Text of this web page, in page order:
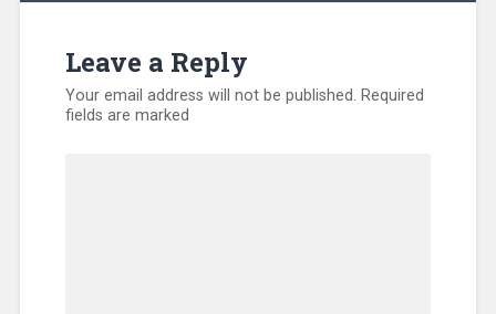
Leave a Reply
Your email address will not be published. Required
fields are marked